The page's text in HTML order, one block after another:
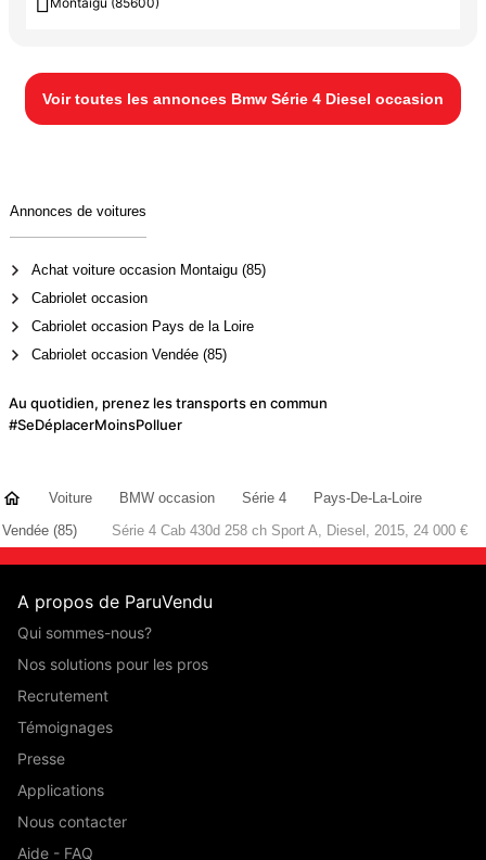
Voir toutes les annonces Bmw Série 4 Diesel occasion
Annonces de voitures
Achat voiture occasion Montaigu (85)
Cabriolet occasion
Cabriolet occasion Pays de la Loire
Cabriolet occasion Vendée (85)
Au quotidien, prenez les transports en commun
#SeDéplacerMoinsPolluer
Voiture BMW occasion Série 4
Pays-De-La-Loire
Vendée (85)
Série 4 Cab 430d 258 ch Sport A, Diesel, 2015, 24 000 €
A propos de ParuVendu
Qui sommes-nous?
Nos solutions pour les pros
Recrutement
Témoignages
Presse
Applications
Nous contacter
Aide - FAQ